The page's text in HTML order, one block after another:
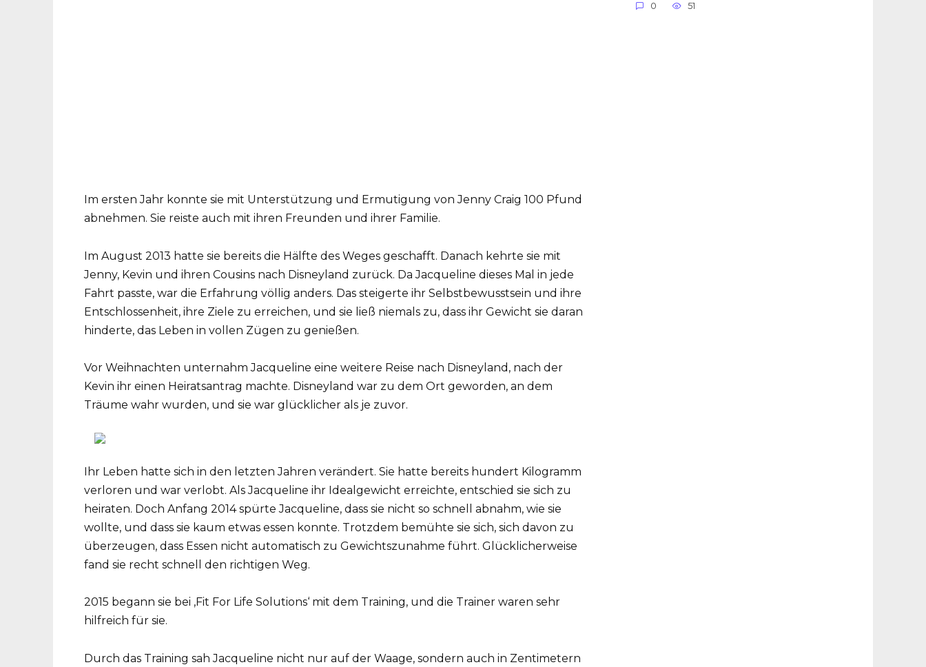
Im ersten Jahr konnte sie mit Unterstützung und Ermutigung von Jenny Craig 100 Pfund
abnehmen. Sie reiste auch mit ihren Freunden und ihrer Familie.
Im August 2013 hatte sie bereits die Hälfte des Weges geschafft. Danach kehrte sie mit
Jenny, Kevin und ihren Cousins nach Disneyland zurück. Da Jacqueline dieses Mal in jede
Fahrt passte, war die Erfahrung völlig anders. Das steigerte ihr Selbstbewusstsein und ihre
Entschlossenheit, ihre Ziele zu erreichen, und sie ließ niemals zu, dass ihr Gewicht sie daran
hinderte, das Leben in vollen Zügen zu genießen.
Vor Weihnachten unternahm Jacqueline eine weitere Reise nach Disneyland, nach der
Kevin ihr einen Heiratsantrag machte. Disneyland war zu dem Ort geworden, an dem
Träume wahr wurden, und sie war glücklicher als je zuvor.
Ihr Leben hatte sich in den letzten Jahren verändert. Sie hatte bereits hundert Kilogramm
verloren und war verlobt. Als Jacqueline ihr Idealgewicht erreichte, entschied sie sich zu
heiraten. Doch Anfang 2014 spürte Jacqueline, dass sie nicht so schnell abnahm, wie sie
wollte, und dass sie kaum etwas essen konnte. Trotzdem bemühte sie sich, sich davon zu
überzeugen, dass Essen nicht automatisch zu Gewichtszunahme führt. Glücklicherweise
fand sie recht schnell den richtigen Weg.
2015 begann sie bei ‚Fit For Life Solutions‘ mit dem Training, und die Trainer waren sehr
hilfreich für sie.
Durch das Training sah Jacqueline nicht nur auf der Waage, sondern auch in Zentimetern
0 51